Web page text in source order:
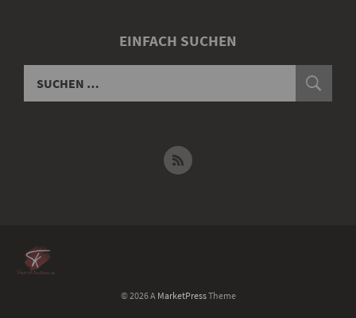
EINFACH SUCHEN
© 2026 A MarketPressTheme